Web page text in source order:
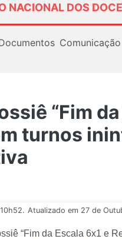
NACIONAL DOS
Comunicação
“Fim
turnos
Atualizado em 27 de
“Fim da Escala 6x1 e